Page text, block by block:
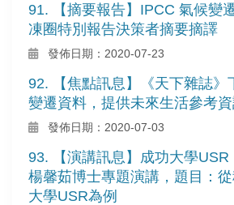
91. 【摘要報告】IPCC 氣候變
凍圈特別報告決策者摘要摘譯
發佈日期：2020-07-23
92. 【焦點訊息】《天下雜誌》
變遷資料，提供未來生活參考
發佈日期：2020-07-03
93. 【演講訊息】成功大學USR
楊馨茹博士專題演講，題目：
大學USR為例